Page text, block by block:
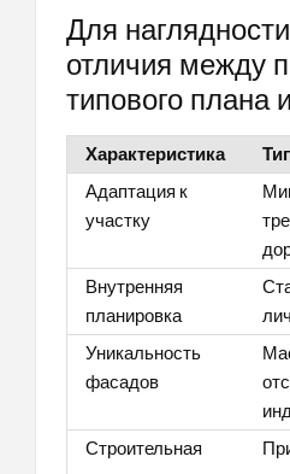
Для
отличия между
типового плана
Характеристика
Адаптация к
участку
Внутренняя
планировка
Уникальность
фасадов
Строительная